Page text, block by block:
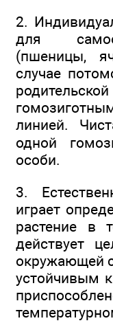
2.
для
(пшеницы,
случае
линией.
одной
особи.
3.
играет
растение в
действует
окружающей
устойчивым